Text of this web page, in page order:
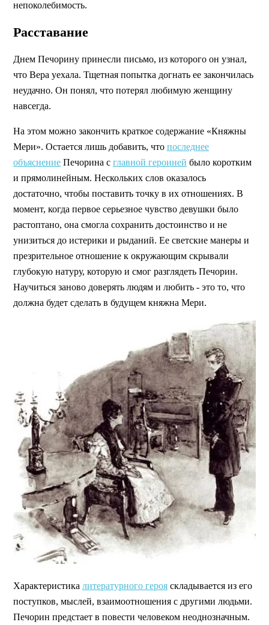
непоколебимость.
Расставание
Днем Печорину принесли письмо, из которого он узнал,
что Вера уехала. Тщетная попытка догнать ее закончилась
неудачно. Он понял, что потерял любимую женщину
навсегда.
На этом можно закончить краткое содержание «Княжны
Мери». Остается лишь добавить, что последнее
объяснение Печорина с главной героиней было коротким
и прямолинейным. Нескольких слов оказалось
достаточно, чтобы поставить точку в их отношениях. В
момент, когда первое серьезное чувство девушки было
растоптано, она смогла сохранить достоинство и не
унизиться до истерики и рыданий. Ее светские манеры и
презрительное отношение к окружающим скрывали
глубокую натуру, которую и смог разглядеть Печорин.
Научиться заново доверять людям и любить - это то, что
должна будет сделать в будущем княжна Мери.
Характеристика литературного героя складывается из его
поступков, мыслей, взаимоотношения с другими людьми.
Печорин предстает в повести человеком неоднозначным.